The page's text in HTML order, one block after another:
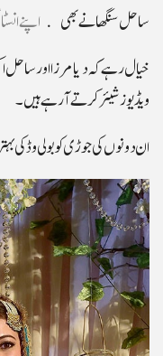
ساحل سنگھا نے بھی اپنے
خیال رہے کہ دیا مرزا اور ساحل
ویڈیوز شیئر کرتے آرہے ہیں۔
ان دونوں کی جوڑی کو بولی وڈ کی